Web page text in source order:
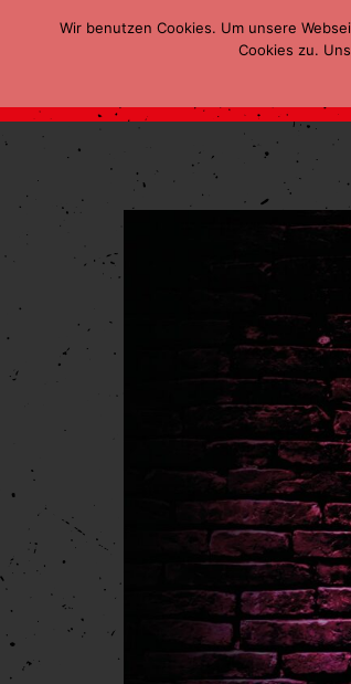
Wir benutzen Cookies. Um unsere
Cookies zu.